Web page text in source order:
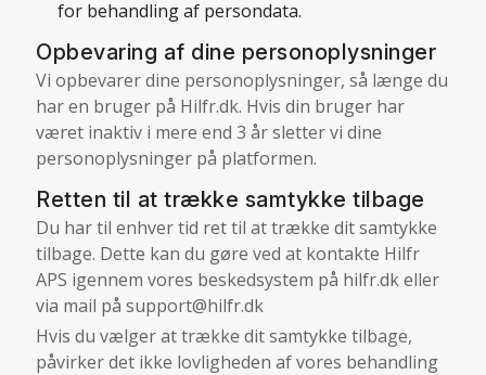
for behandling af persondata.
Opbevaring af dine personoplysninger
Vi opbevarer dine personoplysninger, så længe du
har en bruger på Hilfr.dk. Hvis din bruger har
været inaktiv i mere end 3 år sletter vi dine
personoplysninger på platformen.
Retten til at trække samtykke tilbage
Du har til enhver tid ret til at trække dit samtykke
tilbage. Dette kan du gøre ved at kontakte Hilfr
APS igennem vores beskedsystem på hilfr.dk eller
via mail på support@hilfr.dk
Hvis du vælger at trække dit samtykke tilbage,
påvirker det ikke lovligheden af vores behandling